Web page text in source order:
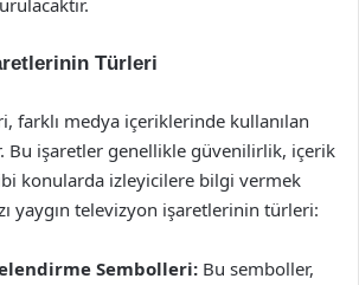
Türleri
farklı medya içeriklerinde kullanılan
Bu işaretler genellikle güvenilirlik, içerik
konularda izleyicilere bilgi vermek
yaygın televizyon işaretlerinin türleri:
Sembolleri: Bu semboller,